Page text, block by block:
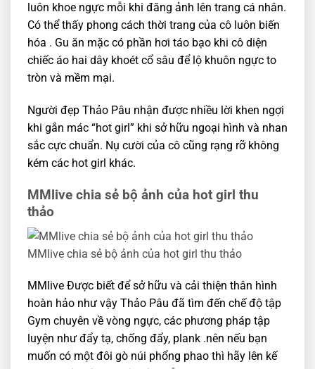
luôn khoe ngực mỗi khi đăng ảnh lên trang cá nhân.
Có thể thấy phong cách thời trang của cô luôn biến
hóa . Gu ăn mặc có phần hơi táo bạo khi cô diện
chiếc áo hai dây khoét cổ sâu để lộ khuôn ngực to
tròn và mềm mại.
Người đẹp Thảo Pâu nhận được nhiều lời khen ngợi
khi gắn mác “hot girl” khi sở hữu ngoại hình và nhan
sắc cực chuẩn. Nụ cười của cô cũng rạng rỡ không
kém các hot girl khác.
MMlive chia sẻ bộ ảnh của hot girl thu
thảo
MMlive chia sẻ bộ ảnh của hot girl thu thảo
MMlive Được biết để sở hữu và cải thiện thân hình
hoàn hảo như vậy Thảo Pâu đã tìm đến chế độ tập
Gym chuyên về vòng ngực, các phương pháp tập
luyện như đẩy tạ, chống đẩy, plank .nên nếu bạn
muốn có một đôi gò núi phổng phao thì hãy lên kế